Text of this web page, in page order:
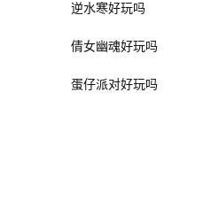
逆水寒好玩吗
倩女幽魂好玩吗
蛋仔派对好玩吗